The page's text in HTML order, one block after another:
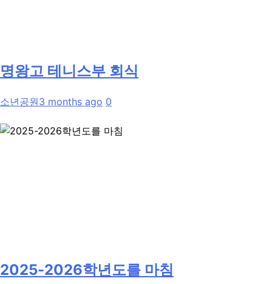
명왕고 테니스부 회식
소년공원3 months ago 0
2025-2026학년도를 마침